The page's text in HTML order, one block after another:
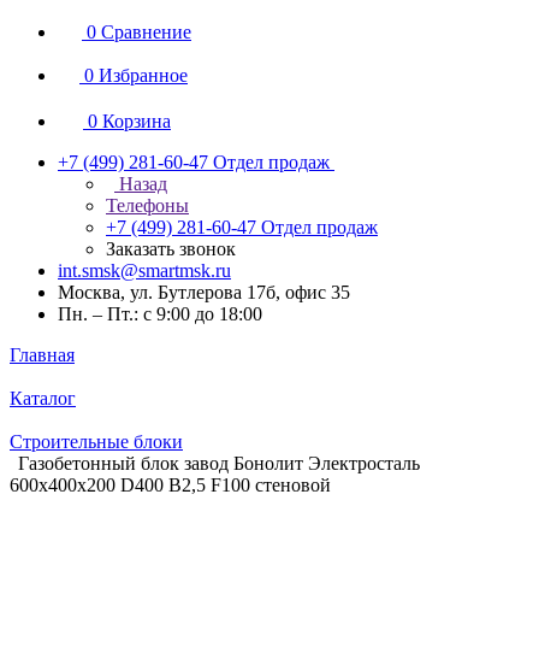
0 Сравнение
0 Избранное
0 Корзина
+7 (499) 281-60-47 Отдел продаж
Назад
Телефоны
+7 (499) 281-60-47 Отдел продаж
Заказать звонок
int.smsk@smartmsk.ru
Москва, ул. Бутлерова 17б, офис 35
Пн. – Пт.: с 9:00 до 18:00
Главная
Каталог
Строительные блоки
Газобетонный блок завод Бонолит Электросталь
600х400х200 D400 B2,5 F100 стеновой